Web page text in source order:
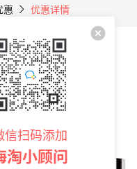
惠 优惠详情
返
信扫码添加
淘小顾问